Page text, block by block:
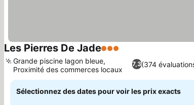
Les Pierres De Jade3 Étoiles
7,3(374
Grande piscine lagon bleue,
Proximité des commerces locaux
Sélectionnez des dates pour voir les prix exacts